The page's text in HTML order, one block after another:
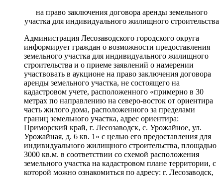
на право заключения договора аренды земельного
участка для индивидуального жилищного строительства
Администрация Лесозаводского городского округа
информирует граждан о возможности предоставления
земельного участка для индивидуального жилищного
строительства и о приеме заявлений о намерении
участвовать в аукционе на право заключения договора
аренды земельного участка, не состоящего на
кадастровом учете, расположенного «примерно в 30
метрах по направлению на северо-восток от ориентира
часть жилого дома, расположенного за пределами
границ земельного участка, адрес ориентира:
Приморский край, г. Лесозаводск, с. Урожайное, ул.
Урожайная, д. 6 кв. 1» с целью его предоставления для
индивидуального жилищного строительства, площадью
3000 кв.м. в соответствии со схемой расположения
земельного участка на кадастровом плане территории, с
которой можно ознакомиться по адресу: г. Лесозаводск,